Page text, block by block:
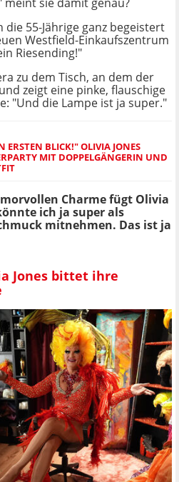
55-Jährige ganz begeistert
Westfield-Einkaufszentrum
Riesending!"
zu dem Tisch, an dem der
zeigt eine pinke, flauschige
"Und die Lampe ist ja super."
ERSTEN BLICK!" OLIVIA JONES
MIT DOPPELGÄNGERIN UND
Charme fügt Olivia
ich ja super als
mitnehmen. Das ist ja
Jones bittet ihre